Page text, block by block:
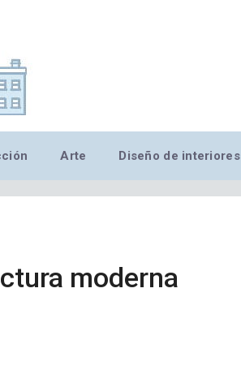
Arte Diseño de interiores
moderna